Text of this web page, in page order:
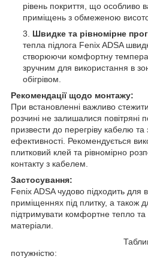
рівень покриття, що особливо
приміщень з обмеженою
Швидке та рівномірне
тепла підлога Fenix ​​ADSA
створюючи комфортну
зручним для використання в
обігрівом.
Рекомендації щодо монтажу:
При встановленні важливо
розчині не залишалися повітряні
призвести до перегріву кабелю
ефективності. Рекомендується
плитковий клей та рівномірно
контакту з кабелем.
Застосування:
Fenix ​​ADSA чудово підходить для
приміщеннях під плитку, а також
підтримувати комфортне тепло та
матеріали.
Таблиця з кроком
потужністю: